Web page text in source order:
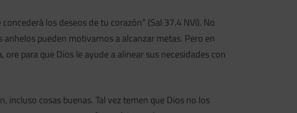
los deseos de tu corazón” (Sal 37.4 NVI). No
pueden motivarnos a alcanzar metas. Pero en
para que Dios le ayude a alinear sus necesidades con
incluso cosas buenas. Tal vez temen que Dios no los